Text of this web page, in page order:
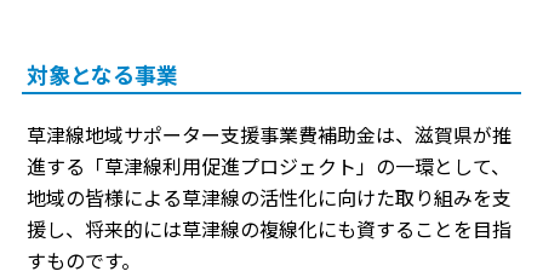
対象となる事業
草津線地域サポーター支援事業費補助金は、滋賀県が推
進する「草津線利用促進プロジェクト」の一環として、
地域の皆様による草津線の活性化に向けた取り組みを支
援し、将来的には草津線の複線化にも資することを目指
すものです。